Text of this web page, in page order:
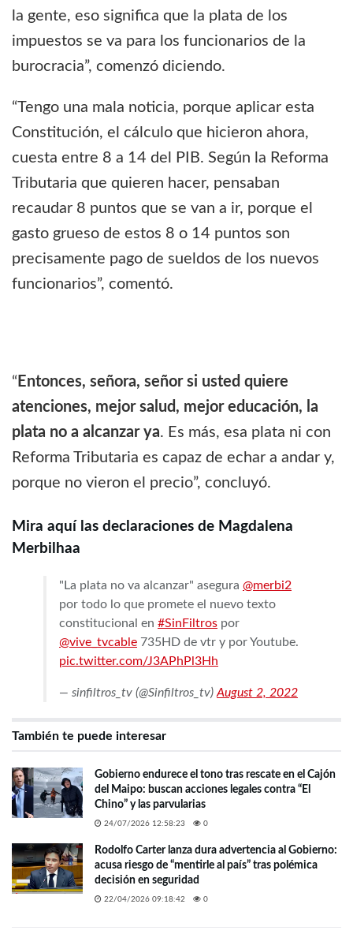
la gente, eso significa que la plata de los
impuestos se va para los funcionarios de la
burocracia”, comenzó diciendo.
“Tengo una mala noticia, porque aplicar esta
Constitución, el cálculo que hicieron ahora,
cuesta entre 8 a 14 del PIB. Según la Reforma
Tributaria que quieren hacer, pensaban
recaudar 8 puntos que se van a ir, porque el
gasto grueso de estos 8 o 14 puntos son
precisamente pago de sueldos de los nuevos
funcionarios”, comentó.
“ Entonces, señora, señor si usted quiere
atenciones, mejor salud, mejor educación, la
plata no a alcanzar ya. Es más, esa plata ni con
Reforma Tributaria es capaz de echar a andar y,
porque no vieron el precio”, concluyó.
Mira aquí las declaraciones de Magdalena
Merbilhaa
"La plata no va alcanzar" asegura @merbi2
por todo lo que promete el nuevo texto
constitucional en #SinFiltros por
@vive_tvcable 735HD de vtr y por Youtube.
pic.twitter.com/J3APhPl3Hh
— sinfiltros_tv (@Sinfiltros_tv) August 2, 2022
También te puede interesar
Gobierno endurece el tono tras rescate en el Cajón
del Maipo: buscan acciones legales contra “El
Chino” y las parvularias
24/07/2026 12:58:23 0
Rodolfo Carter lanza dura advertencia al Gobierno:
acusa riesgo de “mentirle al país” tras polémica
decisión en seguridad
22/04/2026 09:18:42 0